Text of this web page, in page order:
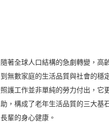
隨著全球人口結構的急劇轉變，高
到無數家庭的生活品質與社會的穩
照護工作並非單純的勞力付出，它
助，構成了老年生活品質的三大基
長輩的身心健康。